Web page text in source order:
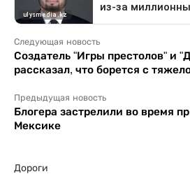
Следующая новость
Создатель "Игры престолов" и
рассказал, что борется с
Предыдущая новость
Блогера застрелили во время
Мексике
Дороги